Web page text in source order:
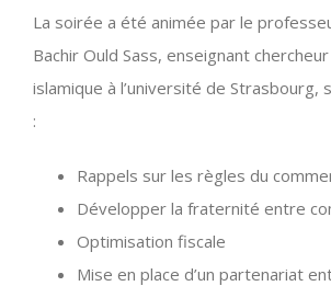
La soirée a été animée par le
Bachir Ould Sass, enseignant
islamique à l’université de Strasbourg,
:
Rappels sur les règles du
Développer la fraternité entre
Optimisation fiscale
Mise en place d’un partenariat